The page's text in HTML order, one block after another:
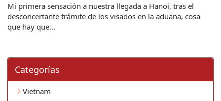
Mi primera sensación a nuestra llegada a Hanoi, tras el
desconcertante trámite de los visados en la aduana, cosa
que hay que...
Categorí­as
Vietnam